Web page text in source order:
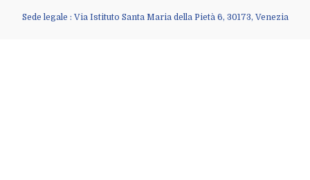
Sede legale : Via Istituto Santa Maria della Pietà 6, 30173, Venezia